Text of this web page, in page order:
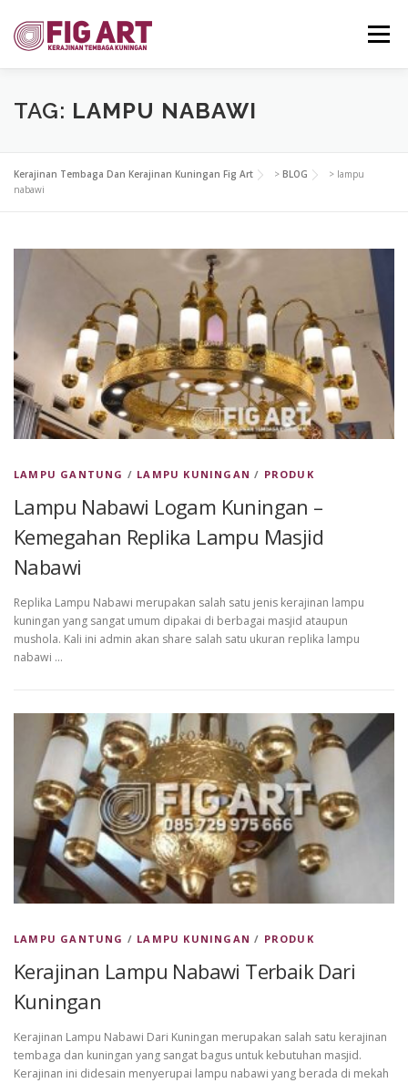
content
Menu
HOME GALLERY UPDATE PRODUK
TAG: LAMPU NABAWI
Kerajinan Tembaga Dan Kerajinan Kuningan Fig Art > BLOG > lampu
nabawi
LAMPU GANTUNG / LAMPU KUNINGAN / PRODUK
Lampu Nabawi Logam Kuningan –
Kemegahan Replika Lampu Masjid
Nabawi
Replika Lampu Nabawi merupakan salah satu jenis kerajinan lampu
kuningan yang sangat umum dipakai di berbagai masjid ataupun
mushola. Kali ini admin akan share salah satu ukuran replika lampu
nabawi …
LAMPU GANTUNG / LAMPU KUNINGAN / PRODUK
Kerajinan Lampu Nabawi Terbaik Dari
Kuningan
Kerajinan Lampu Nabawi Dari Kuningan merupakan salah satu kerajinan
tembaga dan kuningan yang sangat bagus untuk kebutuhan masjid.
Kerajinan ini didesain menyerupai lampu nabawi yang berada di mekah